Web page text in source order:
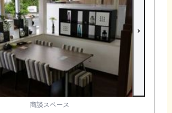
商談スペース